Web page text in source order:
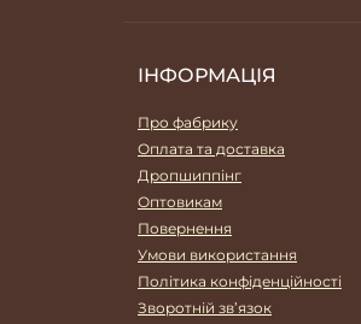
ІНФОРМАЦІЯ
Про фабрику
Оплата та доставка
Дропшиппінг
Оптовикам
Повернення
Умови використання
Політика конфіденційності
Зворотній зв’язок